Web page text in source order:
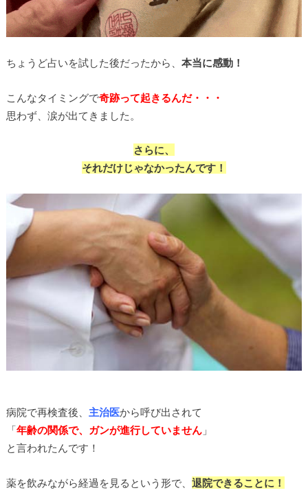
ちょうど占いを試した後だったから、 本当に感動！
こんなタイミングで奇跡って起きるんだ・・・
思わず、涙が出てきました。
さらに、
それだけじゃなかったんです！
病院で再検査後、 主治医から呼び出されて
「年齢の関係で、ガンが進行していません」
と言われたんです！
薬を飲みながら経過を見るという形で、 退院できることに！